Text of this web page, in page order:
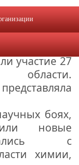
ежегодный
участие 27
боях,
новые
с
химии,